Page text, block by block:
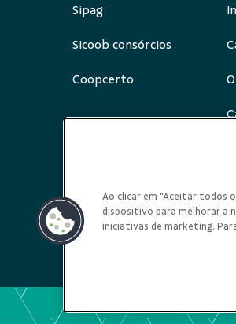
Sipag
Sicoob consórcios
Coopcerto
Redes Sociais
Ao clicar em "Aceitar todos
dispositivo para melhorar a
iniciativas de marketing.